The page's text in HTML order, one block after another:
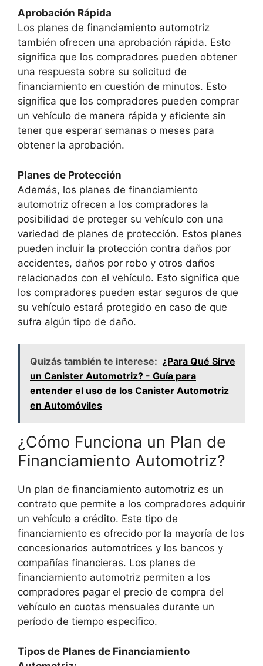
Aprobación Rápida
Los planes de financiamiento automotriz
también ofrecen una aprobación rápida. Esto
significa que los compradores pueden obtener
una respuesta sobre su solicitud de
financiamiento en cuestión de minutos. Esto
significa que los compradores pueden comprar
un vehículo de manera rápida y eficiente sin
tener que esperar semanas o meses para
obtener la aprobación.
Planes de Protección
Además, los planes de financiamiento
automotriz ofrecen a los compradores la
posibilidad de proteger su vehículo con una
variedad de planes de protección. Estos planes
pueden incluir la protección contra daños por
accidentes, daños por robo y otros daños
relacionados con el vehículo. Esto significa que
los compradores pueden estar seguros de que
su vehículo estará protegido en caso de que
sufra algún tipo de daño.
Quizás también te interese: ¿Para Qué Sirve
un Canister Automotriz? - Guía para
entender el uso de los Canister Automotriz
en Automóviles
¿Cómo Funciona un Plan de
Financiamiento Automotriz?
Un plan de financiamiento automotriz es un
contrato que permite a los compradores adquirir
un vehículo a crédito. Este tipo de
financiamiento es ofrecido por la mayoría de los
concesionarios automotrices y los bancos y
compañías financieras. Los planes de
financiamiento automotriz permiten a los
compradores pagar el precio de compra del
vehículo en cuotas mensuales durante un
período de tiempo específico.
Tipos de Planes de Financiamiento